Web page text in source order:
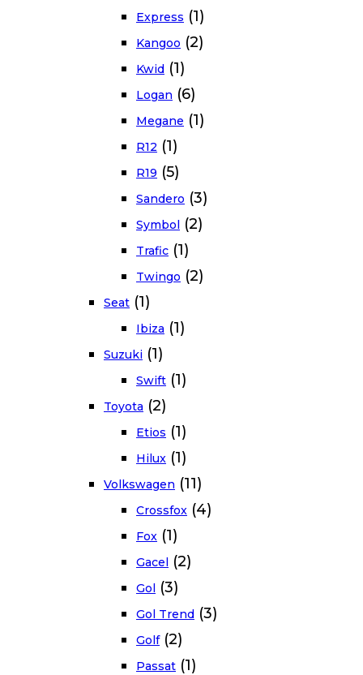
Express (1)
Kangoo (2)
Kwid (1)
Logan (6)
Megane (1)
R12 (1)
R19 (5)
Sandero (3)
Symbol (2)
Trafic (1)
Twingo (2)
Seat (1)
Ibiza (1)
Suzuki (1)
Swift (1)
Toyota (2)
Etios (1)
Hilux (1)
Volkswagen (11)
Crossfox (4)
Fox (1)
Gacel (2)
Gol (3)
Gol Trend (3)
Golf (2)
Passat (1)